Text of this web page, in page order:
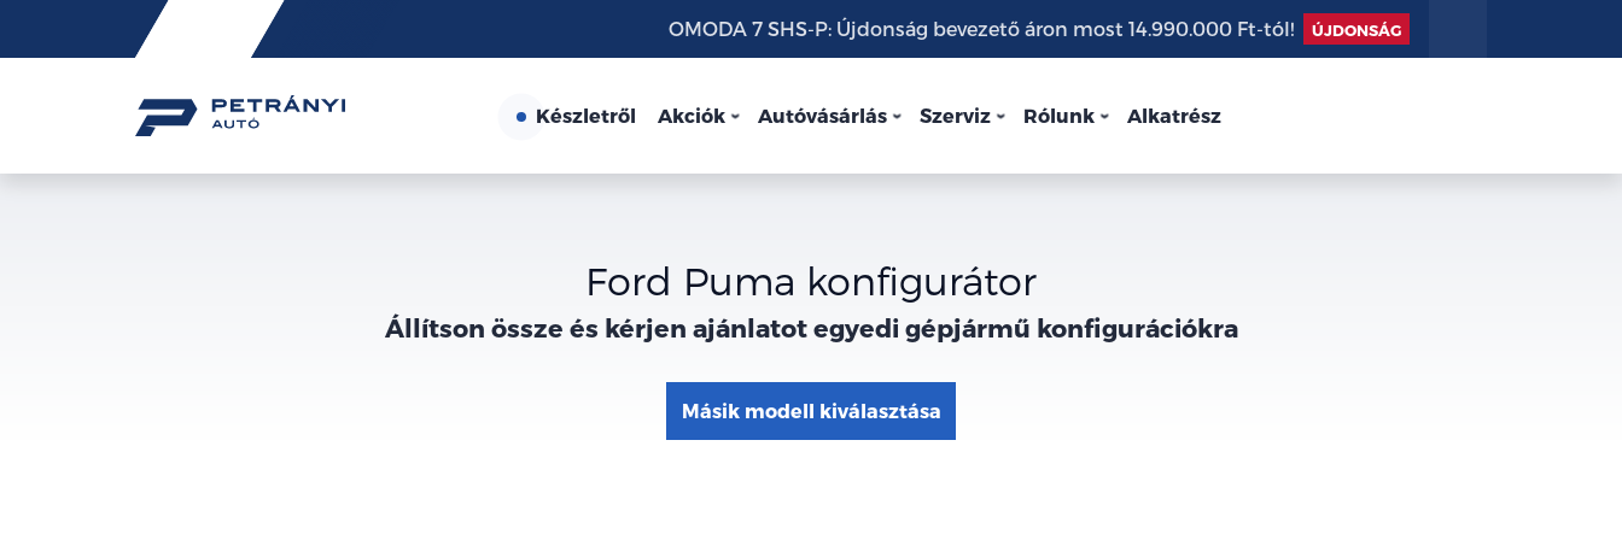
Friss
hírek
OMODA 7 SHS-P: Újdonság bevezető áron most 14.990.000 Ft-tól! ÚJDONSÁG
Készletről Akciók Autóvásárlás Szerviz Rólunk Alkatrész
Ford Puma konfigurátor
Állítson össze és kérjen ajánlatot egyedi gépjármű konfigurációkra
Másik modell kiválasztása